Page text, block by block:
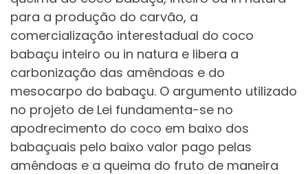
para a produção do carvão, a
comercialização interestadual do coco
babaçu inteiro ou in natura e libera a
carbonização das amêndoas e do
mesocarpo do babaçu. O argumento utilizado
no projeto de Lei fundamenta-se no
apodrecimento do coco em baixo dos
babaçuais pelo baixo valor pago pelas
amêndoas e a queima do fruto de maneira